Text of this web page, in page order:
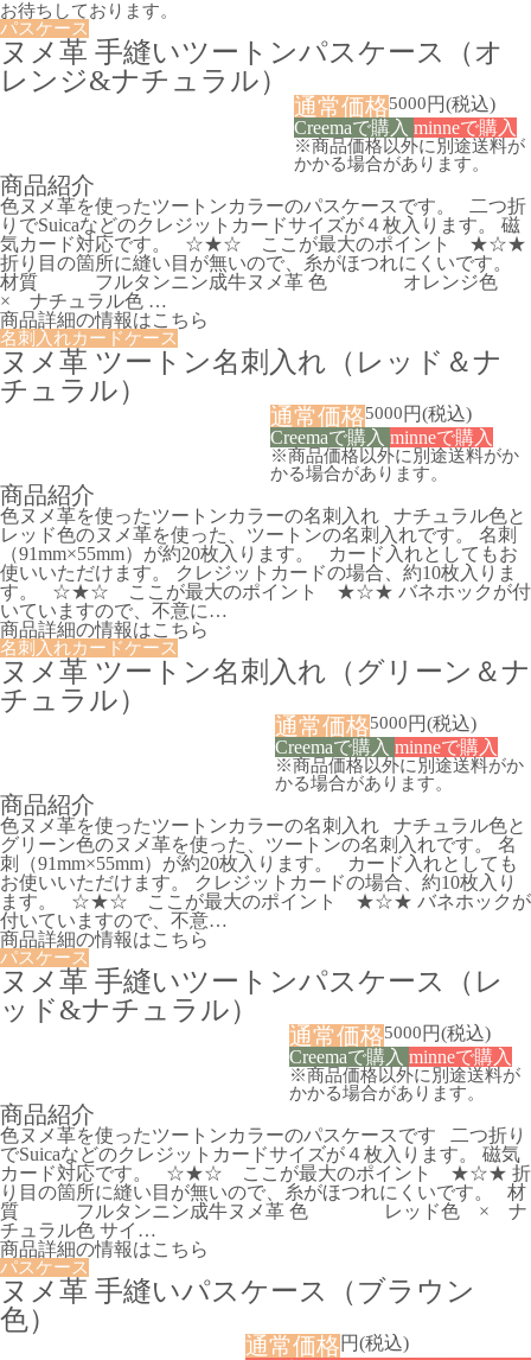
お待ちしております。
パスケース
ヌメ革 手縫いツートンパスケース（オ
レンジ&ナチュラル）
通常価格5000 円(税込)
Creemaで購入minneで購入
※商品価格以外に別途送料が
かかる場合があります。
商品紹介
色ヌメ革を使ったツートンカラーのパスケースです。 二つ折
りでSuicaなどのクレジットカードサイズが４枚入ります。 磁
気カード対応です。 ☆★☆ ここが最大のポイント ★☆★
折り目の箇所に縫い目が無いので、糸がほつれにくいです。
材質 フルタンニン成牛ヌメ革 色 オレンジ色
× ナチュラル色 …
商品詳細の情報はこちら
名刺入れカードケース
ヌメ革 ツートン名刺入れ（レッド＆ナ
チュラル）
通常価格5000 円(税込)
Creemaで購入 minneで購入
※商品価格以外に別途送料がか
かる場合があります。
商品紹介
色ヌメ革を使ったツートンカラーの名刺入れ ナチュラル色と
レッド色のヌメ革を使った、ツートンの名刺入れです。 名刺
（91mm×55mm）が約20枚入ります。 カード入れとしてもお
使いいただけます。 クレジットカードの場合、約10枚入りま
す。 ☆★☆ ここが最大のポイント ★☆★ バネホックが付
いていますので、不意に…
商品詳細の情報はこちら
名刺入れカードケース
ヌメ革 ツートン名刺入れ（グリーン＆ナ
チュラル）
通常価格5000 円(税込)
Creemaで購入minneで購入
※商品価格以外に別途送料がか
かる場合があります。
商品紹介
色ヌメ革を使ったツートンカラーの名刺入れ ナチュラル色と
グリーン色のヌメ革を使った、ツートンの名刺入れです。 名
刺（91mm×55mm）が約20枚入ります。 カード入れとしても
お使いいただけます。 クレジットカードの場合、約10枚入り
ます。 ☆★☆ ここが最大のポイント ★☆★ バネホックが
付いていますので、不意…
商品詳細の情報はこちら
パスケース
ヌメ革 手縫いツートンパスケース（レ
ッド&ナチュラル）
通常価格5000 円(税込)
Creemaで購入minneで購入
※商品価格以外に別途送料が
かかる場合があります。
商品紹介
色ヌメ革を使ったツートンカラーのパスケースです 二つ折り
でSuicaなどのクレジットカードサイズが４枚入ります。 磁気
カード対応です。 ☆★☆ ここが最大のポイント ★☆★ 折
り目の箇所に縫い目が無いので、糸がほつれにくいです。 材
質 フルタンニン成牛ヌメ革 色 レッド色 × ナ
チュラル色 サイ…
商品詳細の情報はこちら
パスケース
ヌメ革 手縫いパスケース（ブラウン
色）
通常価格 円(税込)